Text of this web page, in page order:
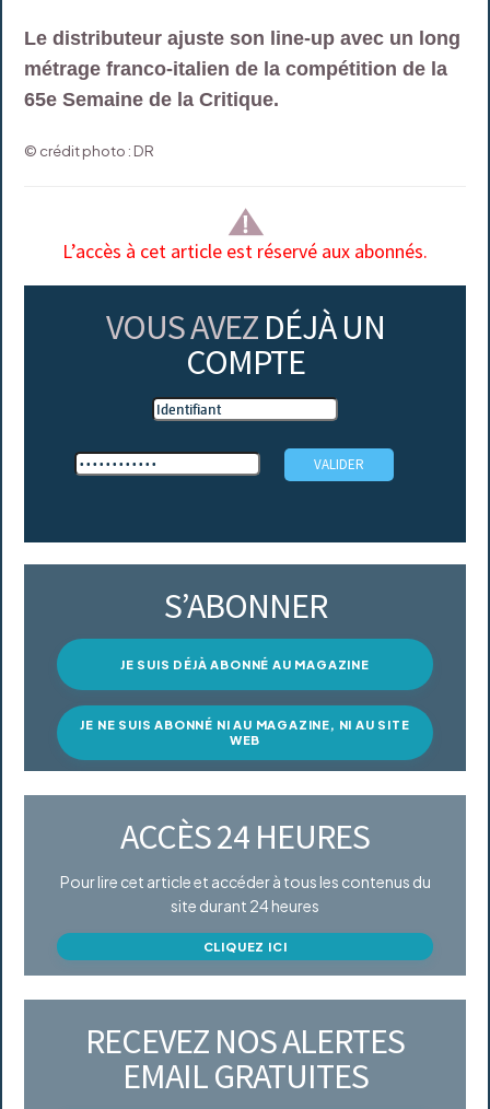
Le distributeur ajuste son line-up avec un long
métrage franco-italien de la compétition de la
65e Semaine de la Critique.
© crédit photo : DR
L’accès à cet article est réservé aux abonnés.
VOUS AVEZ DÉJÀ UN
COMPTE
S’ABONNER
JE SUIS DÉJÀ ABONNÉ AU MAGAZINE
JE NE SUIS ABONNÉ NI AU MAGAZINE, NI AU SITE
WEB
ACCÈS 24 HEURES
Pour lire cet article et accéder à tous les contenus du
site durant 24 heures
CLIQUEZ ICI
RECEVEZ NOS ALERTES
EMAIL GRATUITES